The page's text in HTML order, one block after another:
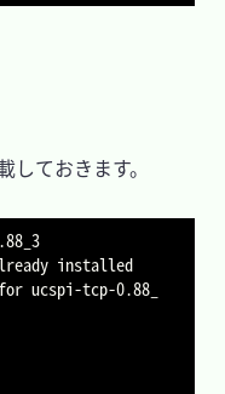
ておきます。
installed
ucspi-tcp-0.88_